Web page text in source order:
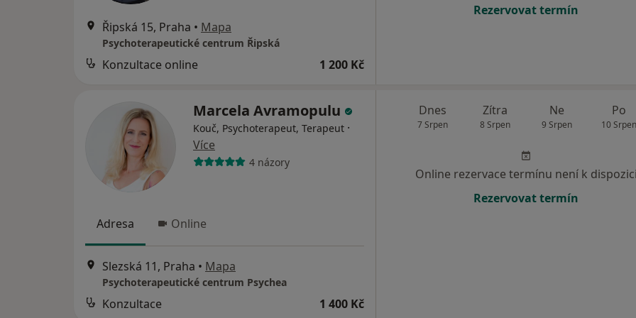
Řipská 15, Praha • Mapa
Psychoterapeutické centrum Řipská
Konzultace online 1 200 Kč
Rezervovat termín
Marcela Avramopulu
Kouč, Psychoterapeut, Terapeut ·
Více
4 názory
Adresa Online
Slezská 11, Praha • Mapa
Psychoterapeutické centrum Psychea
Konzultace 1 400 Kč
Dnes
7 Srpen
Zítra
8 Srpen
Ne
9 Srpen
Po
10
Online rezervace termínu není k
Rezervovat termín